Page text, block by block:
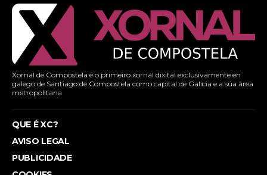
Xornal de Compostela é o primeiro xornal dixital exclusivamente en
galego de Santiago de Compostela como capital de Galicia e a súa área
metropolitana
QUE É XC?
AVISO LEGAL
PUBLICIDADE